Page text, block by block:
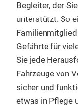
Begleiter, der
unterstützt. So
Gefährte für
Sie jede
Fahrzeuge von
sicher und
etwas in Pflege